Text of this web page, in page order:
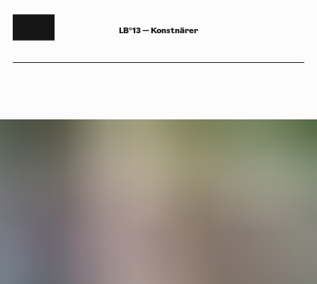
LB°13 — Konstnärer